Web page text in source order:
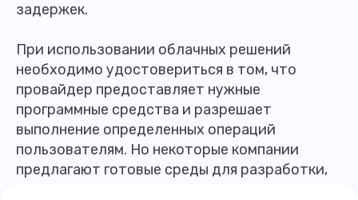
задержек.
При использовании облачных решений
необходимо удостовериться в том, что
провайдер предоставляет нужные
программные средства и разрешает
выполнение определенных операций
пользователям. Но некоторые компании
предлагают готовые среды для разработки,